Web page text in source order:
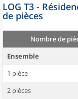
LOG T3 -
de pièces
Nombre de
Ensemble
1 pièce
2 pièces